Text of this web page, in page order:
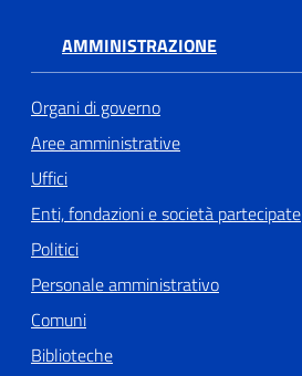
AMMINISTRAZIONE
Organi di governo
Aree amministrative
Uffici
Enti, fondazioni e società partecipate
Politici
Personale amministrativo
Comuni
Biblioteche